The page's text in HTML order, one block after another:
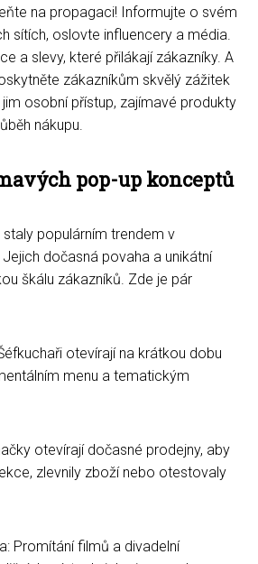
na propagaci! Informujte o svém
sítích, oslovte influencery a média.
a slevy, které přilákají zákazníky. A
zákazníkům skvělý zážitek
osobní přístup, zajímavé produkty
nákupu.
pop-up konceptů
populárním trendem v
dočasná povaha a unikátní
škálu zákazníků. Zde je pár
otevírají na krátkou dobu
menu a tematickým
otevírají dočasné prodejny, aby
zlevnily zboží nebo otestovaly
Promítání filmů a divadelní